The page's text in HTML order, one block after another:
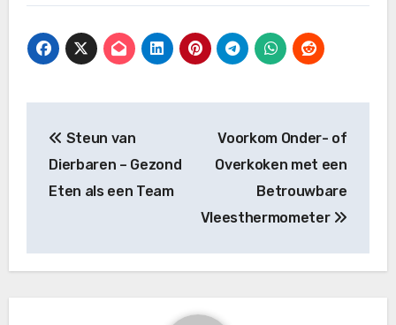
navigatie
Steun van
Dierbaren – Gezond
Eten als een Team
Voorkom Onder- of
Overkoken met een
Betrouwbare
Vleesthermometer